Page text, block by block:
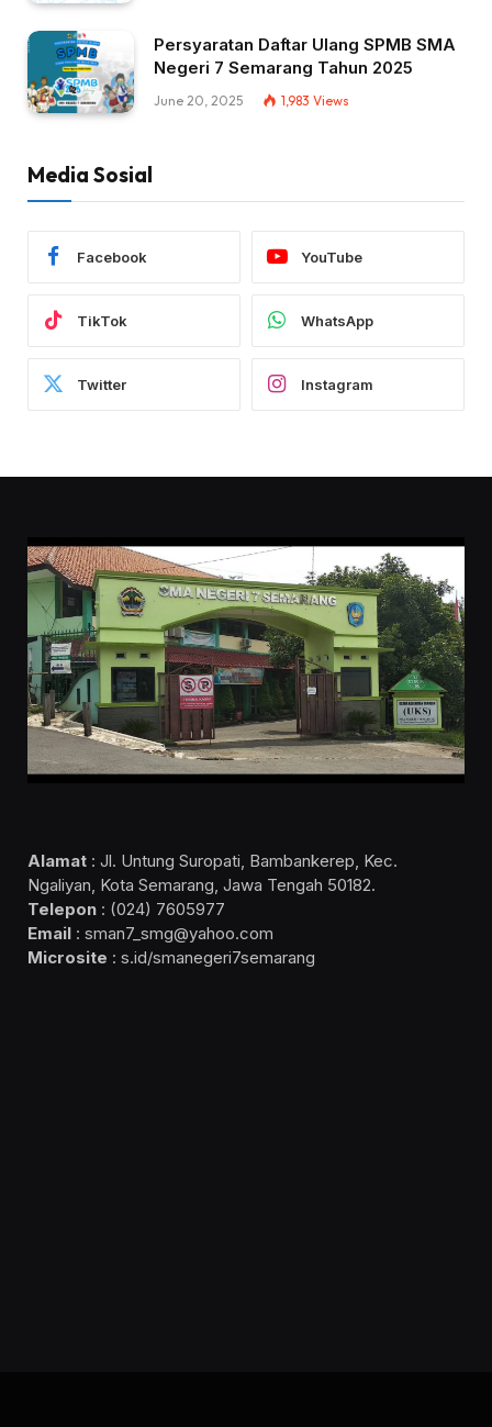
Persyaratan Daftar Ulang SPMB SMA
Negeri 7 Semarang Tahun 2025
June 20, 2025 1,983 Views
Media Sosial
Facebook YouTube
TikTok WhatsApp
Twitter Instagram
Alamat : Jl. Untung Suropati, Bambankerep, Kec.
Ngaliyan, Kota Semarang, Jawa Tengah 50182.
Telepon : (024) 7605977
Email : sman7_smg@yahoo.com
Microsite : s.id/smanegeri7semarang